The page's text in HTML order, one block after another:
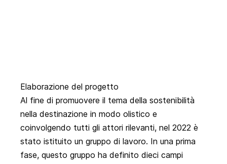
Elaborazione del progetto
Al fine di promuovere il tema della sostenibilità
nella destinazione in modo olistico e
coinvolgendo tutti gli attori rilevanti, nel 2022 è
stato istituito un gruppo di lavoro. In una prima
fase, questo gruppo ha definito dieci campi